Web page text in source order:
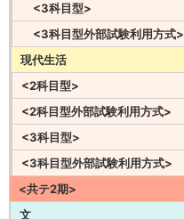
<3科目型>
<3科目型外部試験利用方式>
現代生活
<2科目型>
<2科目型外部試験利用方式>
<3科目型>
<3科目型外部試験利用方式>
<共テ2期>
文